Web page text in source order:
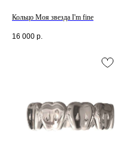
Кольцо Моя звезда I'm fine
16 000 р.